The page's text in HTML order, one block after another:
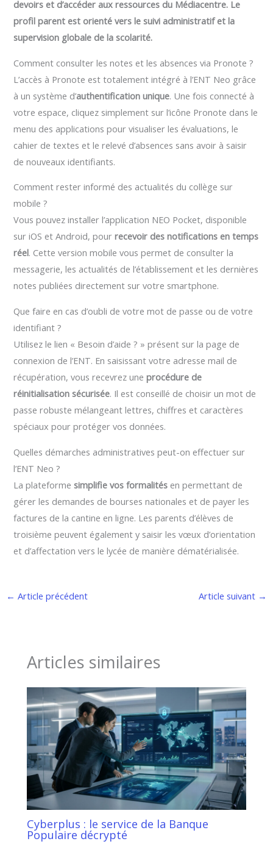
devoirs et d’accéder aux ressources du Médiacentre. Le
profil parent est orienté vers le suivi administratif et la
supervision globale de la scolarité.
Comment consulter les notes et les absences via Pronote ?
L’accès à Pronote est totalement intégré à l’ENT Neo grâce
à un système d’authentification unique. Une fois connecté à
votre espace, cliquez simplement sur l’icône Pronote dans le
menu des applications pour visualiser les évaluations, le
cahier de textes et le relevé d’absences sans avoir à saisir
de nouveaux identifiants.
Comment rester informé des actualités du collège sur
mobile ?
Vous pouvez installer l’application NEO Pocket, disponible
sur iOS et Android, pourrecevoir des notifications en temps
réel. Cette version mobile vous permet de consulter la
messagerie, les actualités de l’établissement et les dernières
notes publiées directement sur votre smartphone.
Que faire en cas d’oubli de votre mot de passe ou de votre
identifiant ?
Utilisez le lien « Besoin d’aide ? » présent sur la page de
connexion de l’ENT. En saisissant votre adresse mail de
récupération, vous recevrez uneprocédure de
réinitialisation sécurisée. Il est conseillé de choisir un mot de
passe robuste mélangeant lettres, chiffres et caractères
spéciaux pour protéger vos données.
Quelles démarches administratives peut-on effectuer sur
l’ENT Neo ?
La plateformesimplifie vos formalités en permettant de
gérer les demandes de bourses nationales et de payer les
factures de la cantine en ligne. Les parents d’élèves de
troisième peuvent également y saisir les vœux d’orientation
et d’affectation vers le lycée de manière dématérialisée.
← Article précédent Article suivant →
Articles similaires
Cyberplus : le service de la Banque
Populaire décrypté